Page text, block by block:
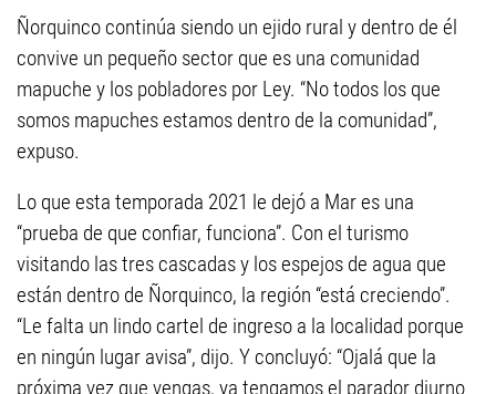
Ñorquinco continúa siendo un ejido rural y dentro de él
convive un pequeño sector que es una comunidad
mapuche y los pobladores por Ley. “No todos los que
somos mapuches estamos dentro de la comunidad”,
expuso.
Lo que esta temporada 2021 le dejó a Mar es una
“prueba de que confiar, funciona”. Con el turismo
visitando las tres cascadas y los espejos de agua que
están dentro de Ñorquinco, la región “está creciendo”.
“Le falta un lindo cartel de ingreso a la localidad porque
en ningún lugar avisa”, dijo. Y concluyó: “Ojalá que la
próxima vez que vengas, ya tengamos el parador diurno